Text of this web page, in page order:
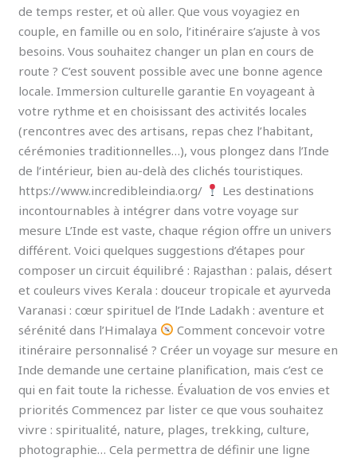
de temps rester, et où aller. Que vous voyagiez en
couple, en famille ou en solo, l’itinéraire s’ajuste à vos
besoins. Vous souhaitez changer un plan en cours de
route ? C’est souvent possible avec une bonne agence
locale. Immersion culturelle garantie En voyageant à
votre rythme et en choisissant des activités locales
(rencontres avec des artisans, repas chez l’habitant,
cérémonies traditionnelles…), vous plongez dans l’Inde
de l’intérieur, bien au-delà des clichés touristiques.
https://www.incredibleindia.org/
Les destinations
incontournables à intégrer dans votre voyage sur
mesure L’Inde est vaste, chaque région offre un univers
différent. Voici quelques suggestions d’étapes pour
composer un circuit équilibré : Rajasthan : palais, désert
et couleurs vives Kerala : douceur tropicale et ayurveda
Varanasi : cœur spirituel de l’Inde Ladakh : aventure et
sérénité dans l’Himalaya
Comment concevoir votre
itinéraire personnalisé ? Créer un voyage sur mesure en
Inde demande une certaine planification, mais c’est ce
qui en fait toute la richesse. Évaluation de vos envies et
priorités Commencez par lister ce que vous souhaitez
vivre : spiritualité, nature, plages, trekking, culture,
photographie… Cela permettra de définir une ligne